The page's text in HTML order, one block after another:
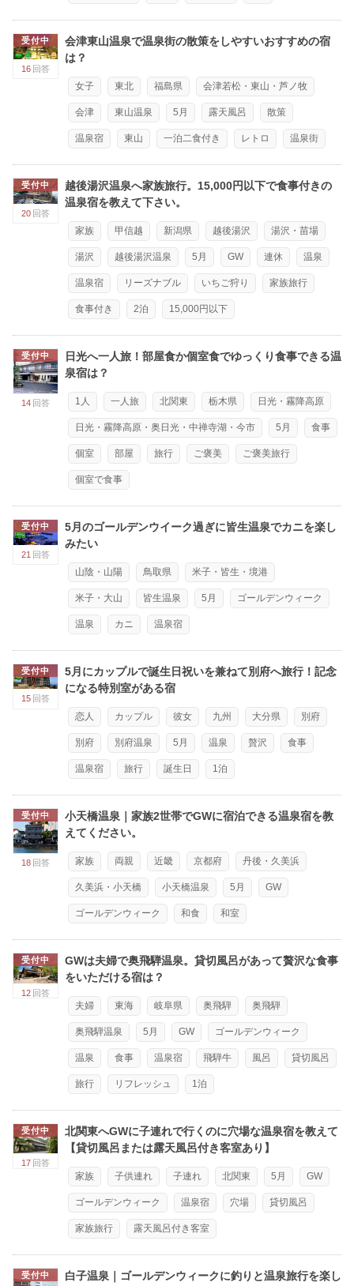
受付中
16 回答
会津東山温泉で温泉街の散策をしやすいおすすめの宿
は？
女子 東北 福島県 会津若松・東山・芦ノ牧
会津 東山温泉 5月 露天風呂 散策
温泉宿 東山 一泊二食付き レトロ 温泉街
受付中
20 回答
越後湯沢温泉へ家族旅行。15,000円以下で食事付きの
温泉宿を教えて下さい。
家族 甲信越 新潟県 越後湯沢 湯沢・苗場
湯沢 越後湯沢温泉 5月 GW 連休 温泉
温泉宿 リーズナブル いちご狩り 家族旅行
食事付き 2泊 15,000円以下
受付中
14 回答
日光へ一人旅！部屋食か個室食でゆっくり食事できる温
泉宿は？
1人 一人旅 北関東 栃木県 日光・霧降高原
日光・霧降高原・奥日光・中禅寺湖・今市 5月 食事
個室 部屋 旅行 ご褒美 ご褒美旅行
個室で食事
受付中
21 回答
5月のゴールデンウイーク過ぎに皆生温泉でカニを楽し
みたい
山陰・山陽 鳥取県 米子・皆生・境港
米子・大山 皆生温泉 5月 ゴールデンウィーク
温泉 カニ 温泉宿
受付中
15 回答
5月にカップルで誕生日祝いを兼ねて別府へ旅行！記念
になる特別室がある宿
恋人 カップル 彼女 九州 大分県 別府
別府 別府温泉 5月 温泉 贅沢 食事
温泉宿 旅行 誕生日 1泊
受付中
18 回答
小天橋温泉｜家族2世帯でGWに宿泊できる温泉宿を教
えてください。
家族 両親 近畿 京都府 丹後・久美浜
久美浜・小天橋 小天橋温泉 5月 GW
ゴールデンウィーク 和食 和室
受付中
12 回答
GWは夫婦で奥飛騨温泉。貸切風呂があって贅沢な食事
をいただける宿は？
夫婦 東海 岐阜県 奥飛騨 奥飛騨
奥飛騨温泉 5月 GW ゴールデンウィーク
温泉 食事 温泉宿 飛騨牛 風呂 貸切風呂
旅行 リフレッシュ 1泊
受付中
17 回答
北関東へGWに子連れで行くのに穴場な温泉宿を教えて
【貸切風呂または露天風呂付き客室あり】
家族 子供連れ 子連れ 北関東 5月 GW
ゴールデンウィーク 温泉宿 穴場 貸切風呂
家族旅行 露天風呂付き客室
受付中 白子温泉｜ゴールデンウィークに釣りと温泉旅行を楽し